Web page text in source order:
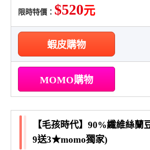
限時特價： $520元
蝦皮購物
MOMO購物
【毛孩時代】90%纖維絲蘭
9送3★momo獨家)